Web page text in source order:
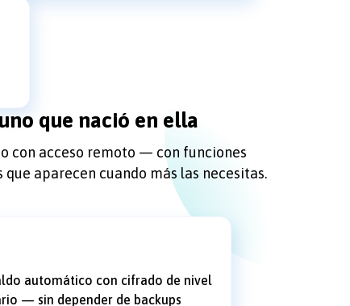
que nació en ella
con acceso remoto — con funciones
aparecen cuando más las necesitas.
automático con cifrado de nivel
— sin depender de backups